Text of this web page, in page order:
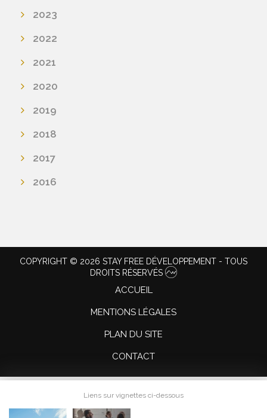
2023
2022
2021
2020
2019
2018
2017
2016
Liens sur vignettes ci-dessous
COPYRIGHT © 2026 STAY FREE DÉVELOPPEMENT - TOUS
DROITS RÉSERVÉS
ACCUEIL
MENTIONS LÉGALES
PLAN DU SITE
CONTACT